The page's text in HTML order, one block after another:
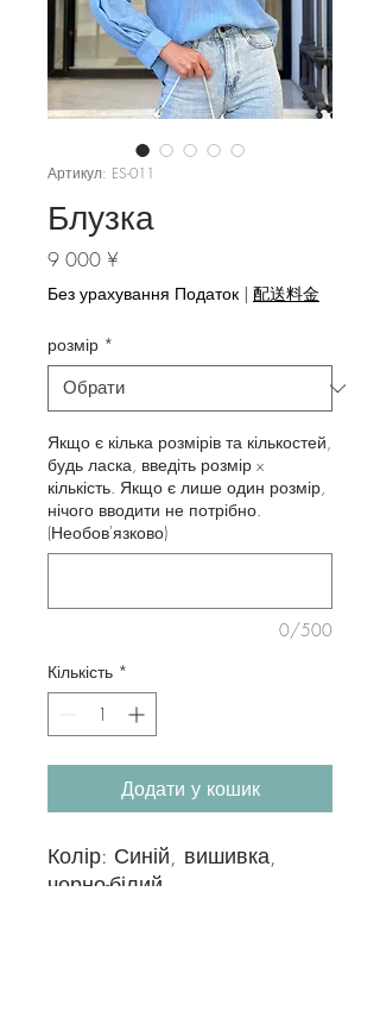
Артикул: ES-011
Блузка
9 000 ¥Ціна
Без урахування Податок | 配送料金
розмір *
Якщо є кілька розмірів та кількостей,
будь ласка, введіть розмір x
кількість. Якщо є лише один розмір,
нічого вводити не потрібно.
(Необов'язково)
0/500
Кількість *
Додати у кошик
Колір: Синій, вишивка,
чорно-білий